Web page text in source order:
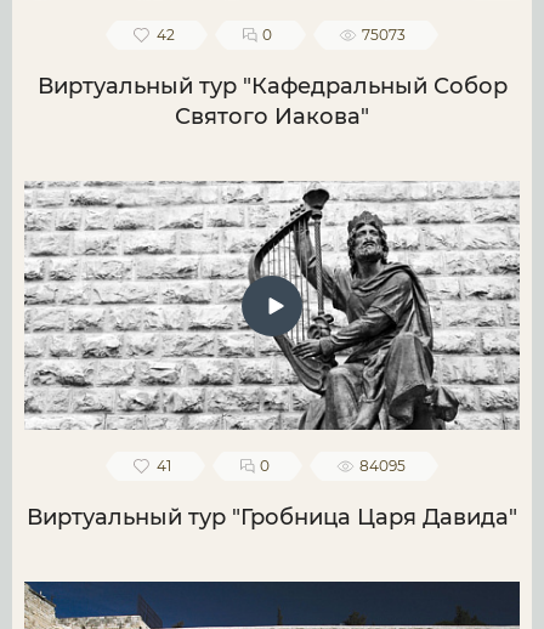
42 0 75073
Виртуальный тур "Кафедральный Собор
Святого Иакова"
41 0 84095
Виртуальный тур "Гробница Царя Давида"